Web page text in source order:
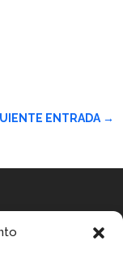
ENTRADA→